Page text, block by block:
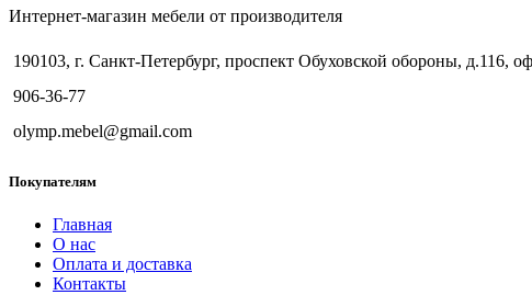
Интернет-магазин мебели от производителя
190103, г. Санкт-Петербург, проспект Обуховской обороны, д.116,
906-36-77
olymp.mebel@gmail.com
Покупателям
Главная
О нас
Оплата и доставка
Контакты